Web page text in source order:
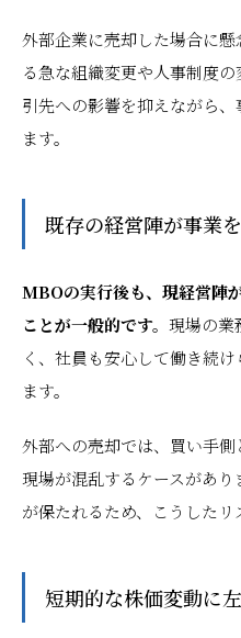
外部企業に売却した場合に
る急な組織変更や人事制度
引先への影響を抑えながら
ます。
既存の経営陣が事業
MBOの実行後も、現経営陣
ことが一般的です。 現場の業
く、社員も安心して働き続
ます。
外部への売却では、買い手
現場が混乱するケースがあ
が保たれるため、こうしたリ
短期的な株価変動に